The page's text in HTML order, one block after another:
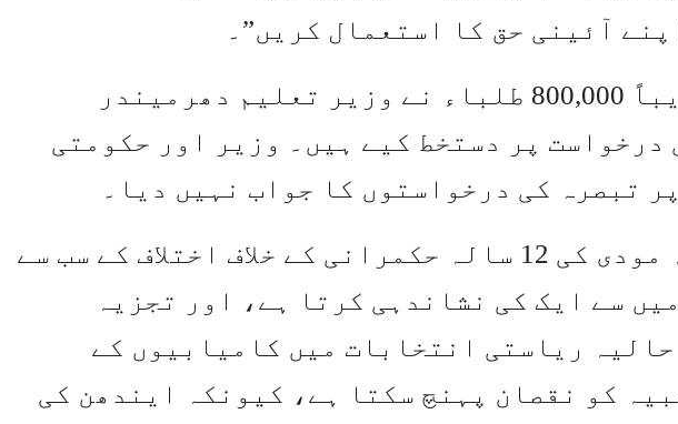
آئینی حق کا استعمال کریں”۔
انہوں نے کہا کہ تقریباً 800,000 طلباء نے وزیر تعلیم دھرمیندر
درخواست پر دستخط کیے ہیں۔ وزیر اور حکومتی
تبصرہ کی درخواستوں کا جواب نہیں دیا۔
CJP کا تیزی سے اضافہ مودی کی 12 سالہ حکمرانی کے خلاف اختلاف کے سب سے
سے ایک کی نشاندہی کرتا ہے، اور تجزیہ
ریاستی انتخابات میں کامیابیوں کے
کو نقصان پہنچ سکتا ہے، کیونکہ ایندھن کی